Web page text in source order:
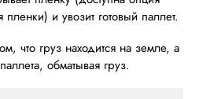
пленки) и увозит готовый паллет.
что груз находится на земле, а
обматывая груз.